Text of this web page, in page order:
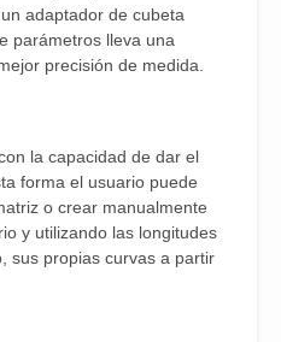
adaptador de cubeta
parámetros lleva una
precisión de medida.
la capacidad de dar el
forma el usuario puede
o crear manualmente
y utilizando las longitudes
sus propias curvas a partir